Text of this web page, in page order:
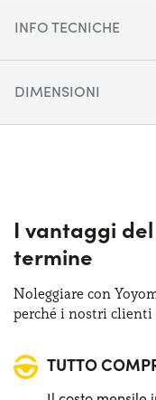
INFO TECNICHE
Alimentazione:
Cambio:
Posti auto:5
DIMENSIONI
Altezza: 147 cm
Bagagliaio (max):
Bagagliaio (min):
I vantaggi
termine
Noleggiare con
perché i nostri clienti
TUTTO